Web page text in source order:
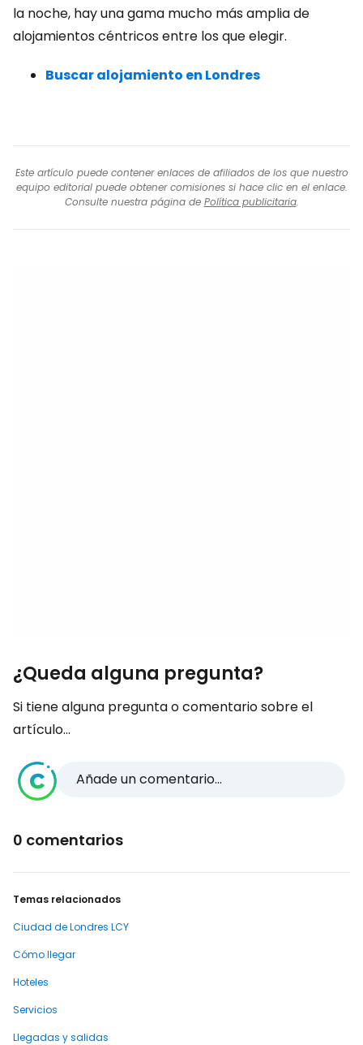
la noche, hay una gama mucho más amplia de
alojamientos céntricos entre los que elegir.
Buscar alojamiento en Londres
Este artículo puede contener enlaces de afiliados de los que nuestro
equipo editorial puede obtener comisiones si hace clic en el enlace.
Consulte nuestra página de Política publicitaria.
¿Queda alguna pregunta?
Si tiene alguna pregunta o comentario sobre el
artículo...
Añade un comentario...
0 comentarios
Temas relacionados
Ciudad de Londres LCY
Cómo llegar
Hoteles
Servicios
Llegadas y salidas